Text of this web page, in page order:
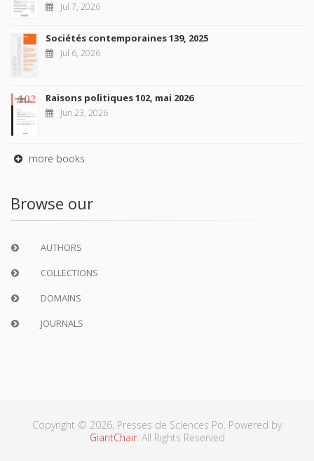
Jul 7, 2026
Sociétés contemporaines 139, 2025
Jul 6, 2026
Raisons politiques 102, mai 2026
Jun 23, 2026
more books
Browse our
AUTHORS
COLLECTIONS
DOMAINS
JOURNALS
Copyright © 2026, Presses de Sciences Po. Powered by
GiantChair. All Rights Reserved